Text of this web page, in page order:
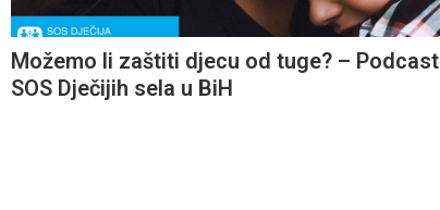
Možemo li zaštiti djecu od tuge? – Podcast
SOS Dječijih sela u BiH